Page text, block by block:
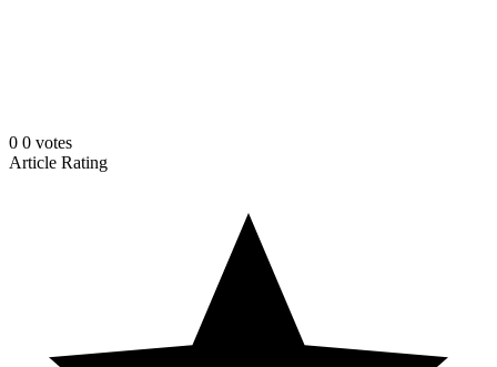
0 0 votes
Article Rating